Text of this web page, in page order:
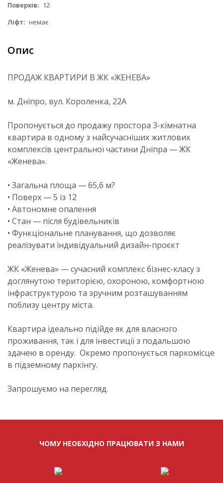
Поверхів: 12
Ліфт: немає
Опис
ПРОДАЖ КВАРТИРИ В ЖК «ЖЕНЕВА»
м. Дніпро, вул. Короленка, 22А
Пропонується до продажу простора 3-кімнатна
квартира в одному з найсучасніших житлових
комплексів центральної частини Дніпра — ЖК
«Женева».
• Загальна площа — 65,6 м?
• Поверх — 5 із 12
• Автономне опалення
• Стан — після будівельників
• Функціональне планування, що дозволяє
реалізувати індивідуальний дизайн-проєкт
ЖК «Женева» — сучасний комплекс бізнес-класу з
доглянутою територією, охороною, комфортною
інфраструктурою та зручним розташуванням
поблизу центру міста.
Квартира ідеально підійде як для власного
проживання, так і для інвестиції з подальшою
здачею в оренду. Окремо пропонується паркомісце
в підземному паркінгу.
Запрошуємо на перегляд.
ЧОМУ НЕОБХІДНО ПРАЦЮВАТИ З НАМИ